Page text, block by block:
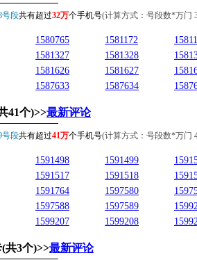
号段共有超过32万个手机号(计算方式：号段数*万门
1580765 1581172
1581327 1581328
1581626 1581627
1587633 1587634
41个)>>最新评论
号段共有超过41万个手机号(计算方式：号段数*万门
1591498 1591499
1591517 1591518
1591764 1597580
1597588 1597589
1599207 1599208
共3个)>>最新评论